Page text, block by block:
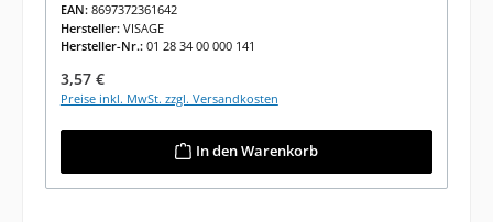
EAN: 8697372361642
Hersteller: VISAGE
Hersteller-Nr.: 01 28 34 00 000 141
Regulärer Preis:
3,57 €
Preise inkl. MwSt. zzgl. Versandkosten
In den Warenkorb